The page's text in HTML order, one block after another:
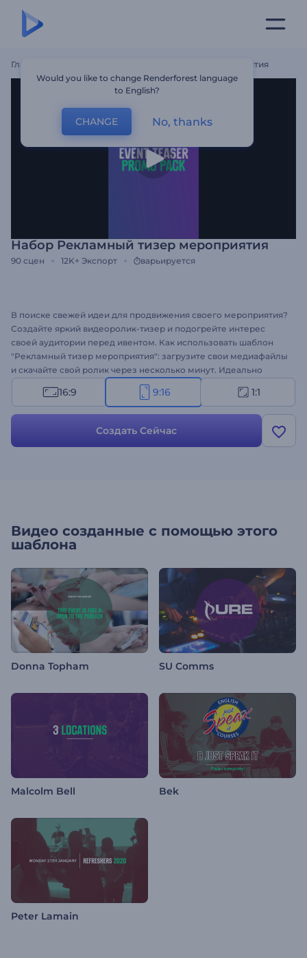
Главная Набор Рекламный Тизер Мероприятия
Набор Рекламный тизер мероприятия
90 сцен 12K+ Экспорт варьируется
В поиске свежей идеи для продвижения своего мероприятия?
Создайте яркий видеоролик-тизер и подогрейте интерес
своей аудитории перед ивентом. Как использовать шаблон
"Рекламный тизер мероприятия": загрузите свои медиафайлы
и скачайте свой ролик через несколько минут. Идеально
подходит для создания промороликов для мероприятий,
видео приглашений, рекламы на ТВ, видео для YouTube и
помощью шаблона "Рекламный тизер мероприятия"!
16:9 9:16 1:1
Создать Сейчас
Видео созданные с помощью этого
шаблона
Donna Topham SU Comms
Malcolm Bell Bek
Peter Lamain
Would you like to change Renderforest language
to English?
CHANGE No, thanks